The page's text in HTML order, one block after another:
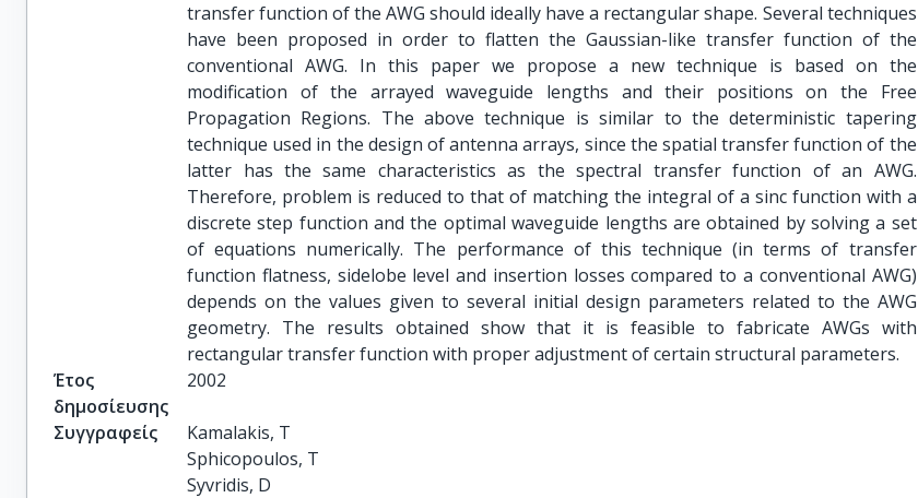
transfer function of the AWG should ideally have a rectangular shape. Several techniques
have been proposed in order to flatten the Gaussian-like transfer function of the
conventional AWG. In this paper we propose a new technique is based on the
modification of the arrayed waveguide lengths and their positions on the Free
Propagation Regions. The above technique is similar to the deterministic tapering
technique used in the design of antenna arrays, since the spatial transfer function of the
latter has the same characteristics as the spectral transfer function of an AWG.
Therefore, problem is reduced to that of matching the integral of a sinc function with a
discrete step function and the optimal waveguide lengths are obtained by solving a set
of equations numerically. The performance of this technique (in terms of transfer
function flatness, sidelobe level and insertion losses compared to a conventional AWG)
depends on the values given to several initial design parameters related to the AWG
geometry. The results obtained show that it is feasible to fabricate AWGs with
rectangular transfer function with proper adjustment of certain structural parameters.
Έτος
δημοσίευσης
2002
Συγγραφείς
Kamalakis, T
Sphicopoulos, T
Syvridis, D